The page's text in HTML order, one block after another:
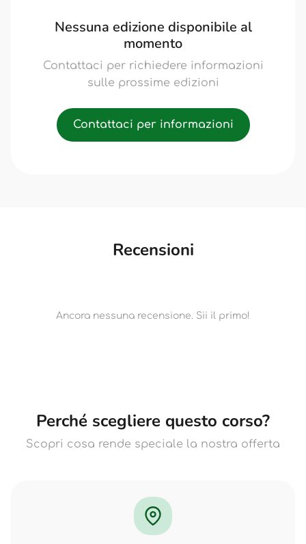
Nessuna edizione disponibile al
momento
Contattaci per richiedere informazioni
sulle prossime edizioni
Contattaci per informazioni
Recensioni
Ancora nessuna recensione. Sii il primo!
Perché scegliere questo corso?
Scopri cosa rende speciale la nostra offerta